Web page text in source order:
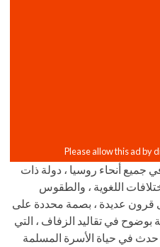
جميع أنحاء روسيا ، دولة ذات
اللغوية ، والطقوس
قرون عديدة ، بصمة محددة على
بوضوح في تقاليد الزفاف ، التي
حدث في حياة الأسرة المسلمة